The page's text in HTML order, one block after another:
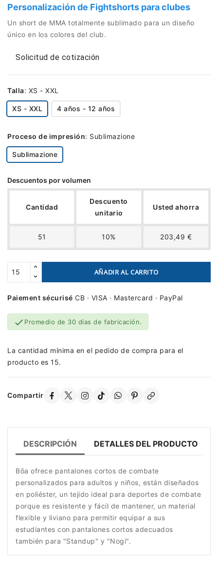
Personalización de Fightshorts para clubes
Un short de MMA totalmente sublimado para un diseño
único en los colores del club.
Solicitud de cotización
Talla: XS - XXL
XS - XXL 4 años - 12 años
Proceso de impresión: Sublimazione
Sublimazione
Descuentos por volumen
Cantidad
Descuento
unitario
Usted ahorra
51 10% 203,49 €
AÑADIR AL CARRITO
Paiement sécurisé CB · VISA · Mastercard · PayPal
 Promedio de 30 días de fabricación.
La cantidad mínima en el pedido de compra para el
producto es 15.
Compartir
DESCRIPCIÓN DETALLES DEL PRODUCTO
Bōa ofrece pantalones cortos de combate
personalizados para adultos y niños, están diseñados
en poliéster, un tejido ideal para deportes de combate
porque es resistente y fácil de mantener, un material
flexible y liviano para permitir equipar a sus
estudiantes con pantalones cortos adecuados
también para "Standup" y "Nogi".